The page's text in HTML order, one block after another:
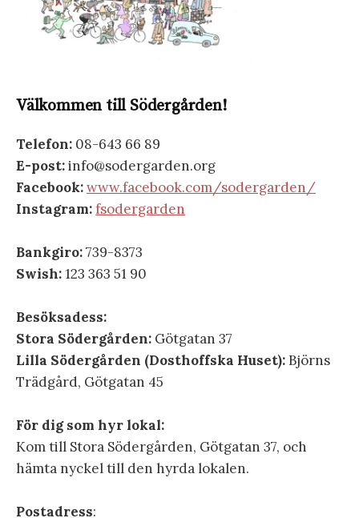
Välkommen till Södergården!
Telefon: 08-643 66 89
E-post:info@sodergarden.org
Facebook:www.facebook.com/sodergarden/
Instagram:fsodergarden
Bankgiro:739-8373
Swish:123 363 51 90
Besöksadess:
Stora Södergården: Götgatan 37
Lilla Södergården (Dosthoffska Huset):Björns
Trädgård, Götgatan 45
För dig som hyr lokal:
Kom till Stora Södergården, Götgatan 37, och
hämta nyckel till den hyrda lokalen.
Postadress: